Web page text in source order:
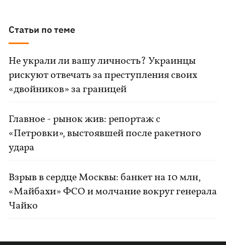
Статьи по теме
Не украли ли вашу личность? Украинцы
рискуют отвечать за преступления своих
«двойников» за границей
Главное - рынок жив: репортаж с
«Петровки», выстоявшей после ракетного
удара
Взрыв в сердце Москвы: банкет на 10 млн,
«Майбахи» ФСО и молчание вокруг генерала
Чайко